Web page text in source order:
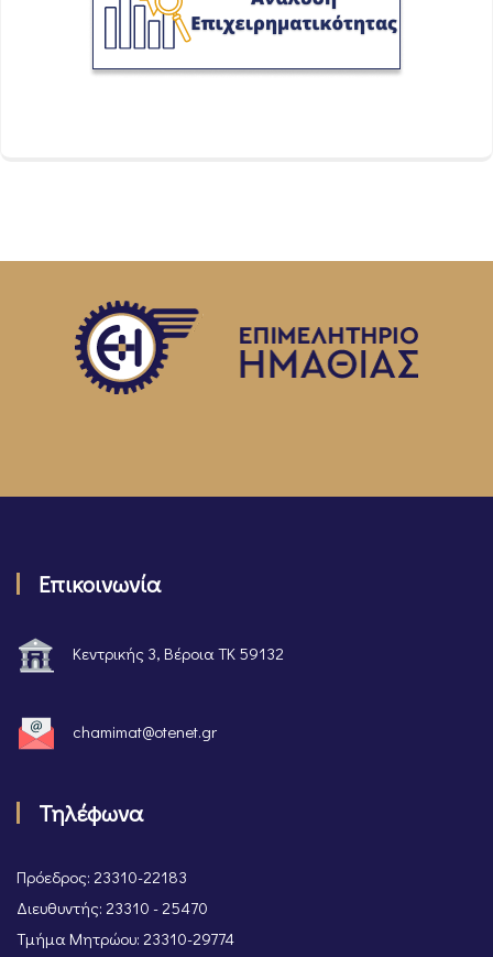
Επικοινωνία
Κεντρικής 3, Βέροια ΤΚ 59132
chamimat@otenet.gr
Τηλέφωνα
Πρόεδρος: 23310-22183
Διευθυντής: 23310 - 25470
Τμήμα Μητρώου: 23310-29774